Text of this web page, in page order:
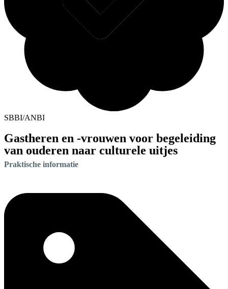
SBBI/ANBI
Gastheren en -vrouwen voor begeleiding
van ouderen naar culturele uitjes
Praktische informatie